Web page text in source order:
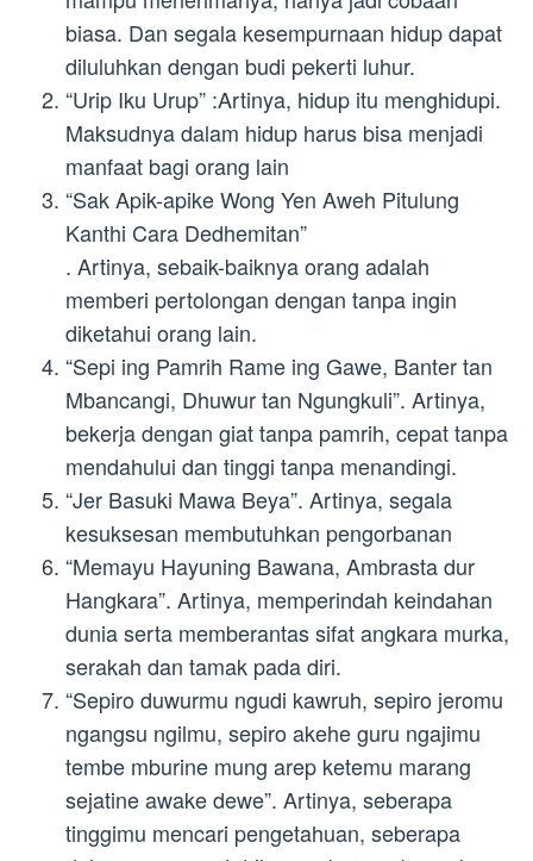
biasa. Dan segala kesempurnaan hidup dapat
diluluhkan dengan budi pekerti luhur.
“Urip Iku Urup” :Artinya, hidup itu menghidupi.
Maksudnya dalam hidup harus bisa menjadi
manfaat bagi orang lain
“Sak Apik-apike Wong Yen Aweh Pitulung
Kanthi Cara Dedhemitan”
. Artinya, sebaik-baiknya orang adalah
memberi pertolongan dengan tanpa ingin
diketahui orang lain.
“Sepi ing Pamrih Rame ing Gawe, Banter tan
Mbancangi, Dhuwur tan Ngungkuli”. Artinya,
bekerja dengan giat tanpa pamrih, cepat tanpa
mendahului dan tinggi tanpa menandingi.
“Jer Basuki Mawa Beya”. Artinya, segala
kesuksesan membutuhkan pengorbanan
“Memayu Hayuning Bawana, Ambrasta dur
Hangkara”. Artinya, memperindah keindahan
dunia serta memberantas sifat angkara murka,
serakah dan tamak pada diri.
“Sepiro duwurmu ngudi kawruh, sepiro jeromu
ngangsu ngilmu, sepiro akehe guru ngajimu
tembe mburine mung arep ketemu marang
sejatine awake dewe”. Artinya, seberapa
tinggimu mencari pengetahuan, seberapa